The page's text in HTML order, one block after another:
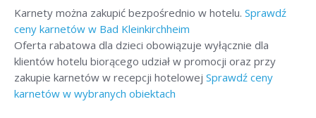
Karnety można zakupić bezpośrednio w hotelu. Sprawdź
ceny karnetów w Bad Kleinkirchheim
Oferta rabatowa dla dzieci obowiązuje wyłącznie dla
klientów hotelu biorącego udział w promocji oraz przy
zakupie karnetów w recepcji hotelowej Sprawdź ceny
karnetów w wybranych obiektach